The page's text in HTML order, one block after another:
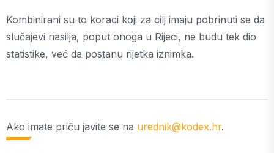
Kombinirani su to koraci koji za cilj imaju pobrinuti se da
slučajevi nasilja, poput onoga u Rijeci, ne budu tek dio
statistike, već da postanu rijetka iznimka.
Ako imate priču javite se na urednik@kodex.hr.